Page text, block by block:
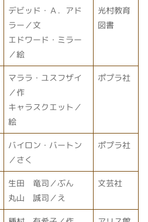
デビッド・Ａ．アド
ラー／文
エドワード・ミラー
／絵
光村教育
図書
マララ・ユスフザイ
／作
キャラスクエット／
絵
ポプラ社
バイロン・バートン
／さく
ポプラ社
生田 竜司／ぶん
丸山 誠司／え
文芸社